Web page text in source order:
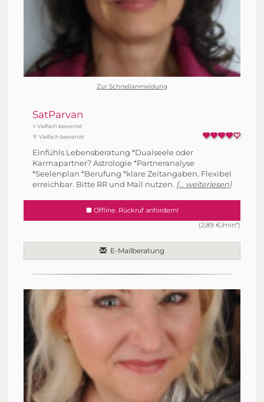
Zur Schnellanmeldung
SatParvan
⭐ Vielfach bewertet
🏅 Vielfach bewertet
Einfühls Lebensberatung *Dualseele oder
Karmapartner? Astrologie *Partneranalyse
*Seelenplan *Berufung *klare Zeitangaben. Flexibel
erreichbar. Bitte RR und Mail nutzen. [... weiterlesen]
Offline. Rückruf anfordern!
(2,89 €/min*)
E-Mailberatung